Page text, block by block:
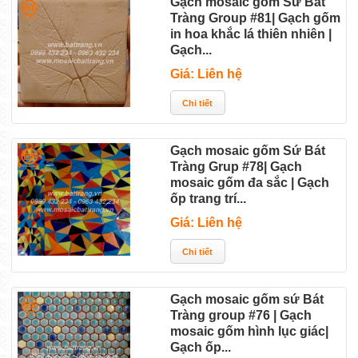
Tràng Group #81| Gạch gốm
in hoa khắc lá thiên nhiên |
Gạch...
Giá: Liên hệ
Gạch mosaic gốm Sứ Bát
Tràng Grup #78| Gạch
mosaic gốm đa sắc | Gạch
ốp trang trí...
Giá: Liên hệ
Gạch mosaic gốm sứ Bát
Tràng group #76 | Gạch
mosaic gốm hình lục giác|
Gạch ốp...